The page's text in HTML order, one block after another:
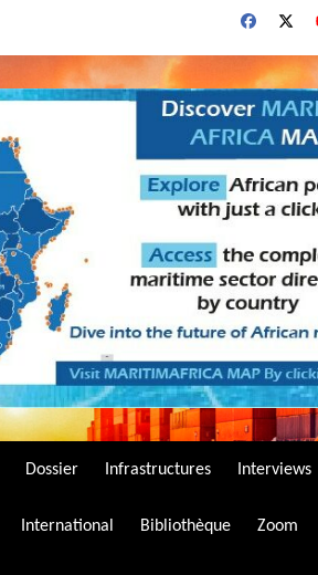
Dossier Infrastructures Interviews
International Bibliothèque Zoom